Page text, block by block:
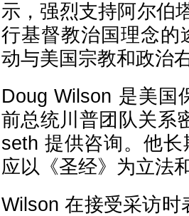
示，强烈支持阿尔伯
行基督教治国理念的
动与美国宗教和政治
Doug Wilson 是美国
前总统川普团队关系
seth 提供咨询。他
应以《圣经》为立法
Wilson 在接受采访